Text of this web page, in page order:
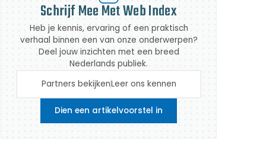
Schrijf Mee Met Web Index
Heb je kennis, ervaring of een praktisch
verhaal binnen een van onze onderwerpen?
Deel jouw inzichten met een breed
Nederlands publiek.
Partners bekijkenLeer ons kennen
Dien een artikelvoorstel in